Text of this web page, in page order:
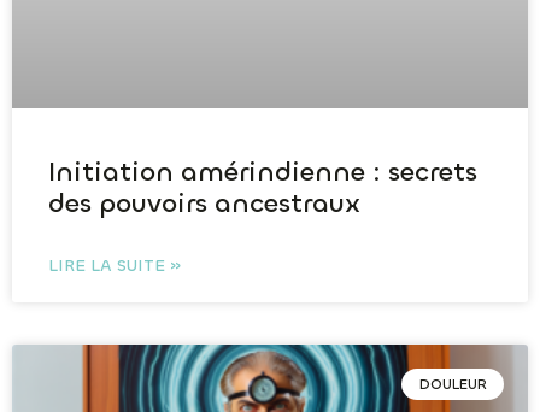
Initiation amérindienne : secrets
des pouvoirs ancestraux
LIRE LA SUITE »
DOULEUR